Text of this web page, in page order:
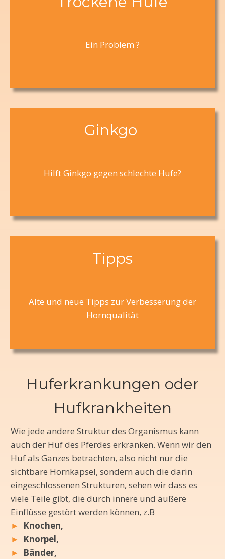
Ein Problem ?
Ginkgo
Hilft Ginkgo gegen schlechte Hufe?
Tipps
Alte und neue Tipps zur Verbesserung der
Hornqualität
Huferkrankungen oder
Hufkrankheiten
Wie jede andere Struktur des Organismus kann
auch der Huf des Pferdes erkranken. Wenn wir den
Huf als Ganzes betrachten, also nicht nur die
sichtbare Hornkapsel, sondern auch die darin
eingeschlossenen Strukturen, sehen wir dass es
viele Teile gibt, die durch innere und äußere
Einflüsse gestört werden können, z.B
► Knochen,
► Knorpel,
► Bänder,